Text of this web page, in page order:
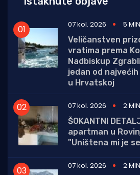
07 kol. 2026
5
Veličanstven
vratima prema
Nadbiskup
jedan od
u Hrvatskoj
07 kol. 2026
2
ŠOKANTNI
apartman u
"Uništena mi je
07 kol. 2026
2